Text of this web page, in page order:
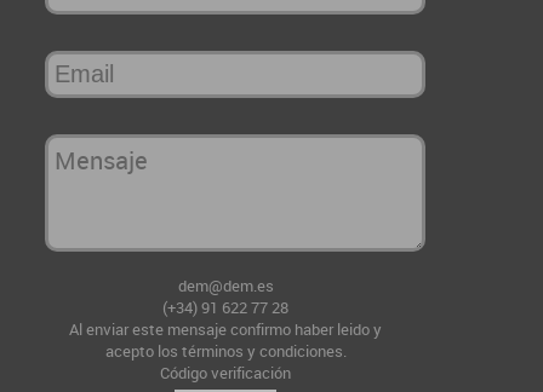
dem@dem.es
(+34) 91 622 77 28
Al enviar este mensaje confirmo haber leido y
acepto los términos y condiciones.
Código verificación